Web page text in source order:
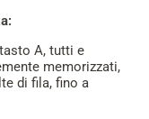
A, tutti e
memorizzati,
di fila, fino a